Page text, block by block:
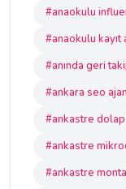
#anaokulu
#anaokulu
#anında geri
#ankara seo
#ankastre dolap
#ankastre
#ankastre